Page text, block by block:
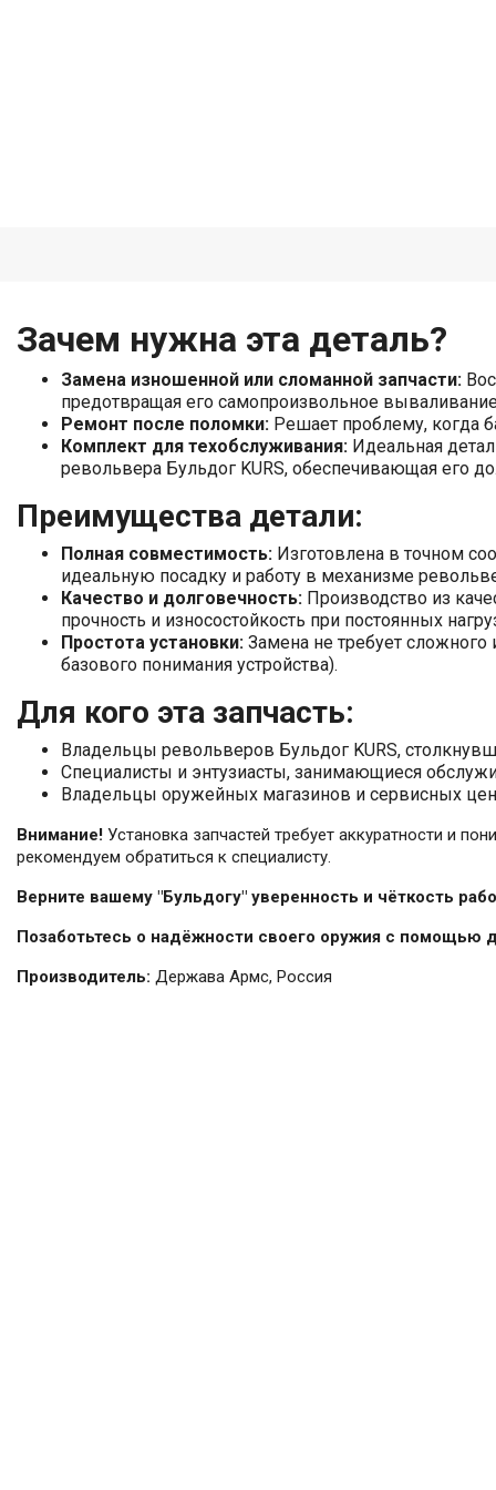
Зачем нужна эта деталь?
Замена изношенной или сломанной запчасти:
предотвращая его самопроизвольное
Ремонт после поломки: Решает проблему, когда
Комплект для техобслуживания: Идеальная
револьвера Бульдог KURS, обеспечивающая его
Преимущества детали:
Полная совместимость: Изготовлена в точном
идеальную посадку и работу в механизме
Качество и долговечность: Производство из
прочность и износостойкость при постоянных
Простота установки: Замена не требует
базового понимания устройства).
Для кого эта запчасть:
Владельцы револьверов Бульдог KURS,
Специалисты и энтузиасты, занимающиеся
Владельцы оружейных магазинов и сервисных
Внимание! Установка запчастей требует аккуратности и
рекомендуем обратиться к специалисту.
Верните вашему "Бульдогу" уверенность и чёткость
Позаботьтесь о надёжности своего оружия с помощью
Производитель: Держава Армс, Россия